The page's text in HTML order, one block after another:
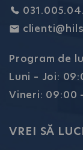
Program de
Luni – Joi:
Vineri: 09:00
VREI SĂ